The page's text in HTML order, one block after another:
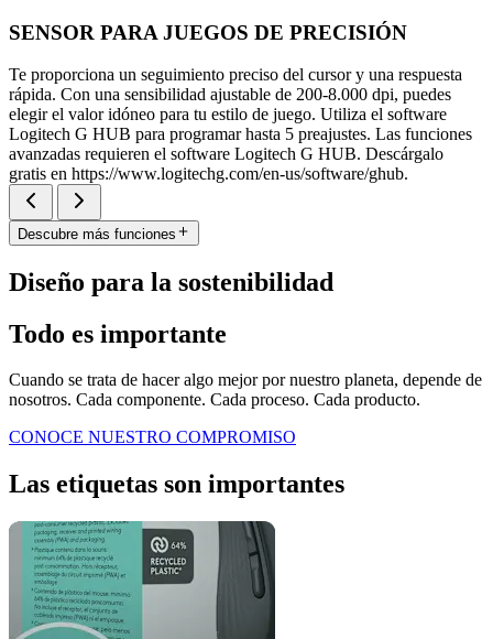
SENSOR PARA JUEGOS DE PRECISIÓN
Te proporciona un seguimiento preciso del cursor y una respuesta
rápida. Con una sensibilidad ajustable de 200-8.000 dpi, puedes
elegir el valor idóneo para tu estilo de juego. Utiliza el software
Logitech G HUB para programar hasta 5 preajustes. Las funciones
avanzadas requieren el software Logitech G HUB. Descárgalo
gratis en https://www.logitechg.com/en-us/software/ghub.
Descubre más funciones
Diseño para la sostenibilidad
Todo es importante
Cuando se trata de hacer algo mejor por nuestro planeta, depende de
nosotros. Cada componente. Cada proceso. Cada producto.
CONOCE NUESTRO COMPROMISO
Las etiquetas son importantes